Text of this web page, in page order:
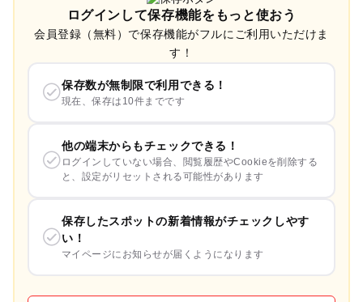
ログインして保存機能をもっと使おう
会員登録（無料）で保存機能がフルにご利用いただけま
す！
保存数が無制限で利用できる！
現在、保存は10件までです
他の端末からもチェックできる！
ログインしていない場合、閲覧履歴やCookieを削除する
と、設定がリセットされる可能性があります
保存したスポットの新着情報がチェックしやす
い！
マイページにお知らせが届くようになります